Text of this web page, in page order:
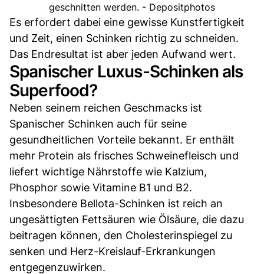
geschnitten werden. - Depositphotos
Es erfordert dabei eine gewisse Kunstfertigkeit
und Zeit, einen Schinken richtig zu schneiden.
Das Endresultat ist aber jeden Aufwand wert.
Spanischer Luxus-Schinken als
Superfood?
Neben seinem reichen Geschmacks ist
Spanischer Schinken auch für seine
gesundheitlichen Vorteile bekannt. Er enthält
mehr Protein als frisches Schweinefleisch und
liefert wichtige Nährstoffe wie Kalzium,
Phosphor sowie Vitamine B1 und B2.
Insbesondere Bellota-Schinken ist reich an
ungesättigten Fettsäuren wie Ölsäure, die dazu
beitragen können, den Cholesterinspiegel zu
senken und Herz-Kreislauf-Erkrankungen
entgegenzuwirken.